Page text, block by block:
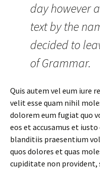
day however
text by the
decided to
of Grammar.
Quis autem vel eum iure
velit esse quam nihil
dolorem eum fugiat quo
eos et accusamus et
blanditiis praesentium
quos dolores et quas
cupiditate non provident,